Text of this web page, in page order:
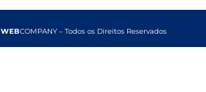
WEBCOMPANY – Todos os Direitos Reservados